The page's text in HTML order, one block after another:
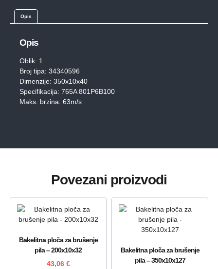
Opis
Opis
Oblik: 1
Broj tipa: 34340596
Dimenzije: 350x10x40
Specifikacija: 765A 801P6B100
Maks. brzina: 63m/s
Povezani proizvodi
Bakelitna ploča za brušenje
pila – 200x10x32
43,06 €
Bakelitna ploča za brušenje
pila – 350x10x127